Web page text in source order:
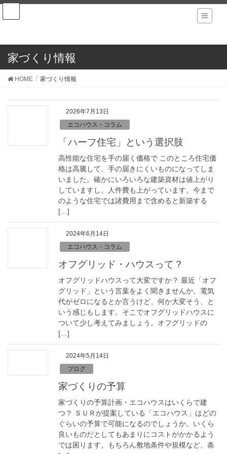
家づくり情報
HOME 家づくり情報
2026年7月13日
エコハウス・コラム
「ハーフ住宅」という選択肢
高性能な住宅を手の届く価格で このところ住宅価
格は高騰して、手の届きにくいものになってしま
いました。確かにいろいろな建築資材は値上がり
していますし、人件費も上がっています。今まで
のような住宅では諸費用まで含めると新築する
[…]
2024年6月14日
エコハウス・コラム
オフグリッド・ハウスって？
オフグリッドハウスって大変ですか？ 最近「オフ
グリッド」という言葉をよく聞きませんか。電気
代がゼロになるとか言うけど、何か大変そう、と
いう感じもします。そこでオフグリッドハウスに
ついて少し考えてみましょう。オフグリッドの
[…]
2024年5月14日
ブログ
家づくりの予算
家づくりの予算計画・エコハウスはいくらで建
つ？ ＳＵＲが提案している「エコハウス」はどの
ぐらいの予算で可能になるのでしょうか。いくら
良いものだとしてもあまりにコストがかかるよう
では困ります。もちろん敷地条件や規模など、条
メタ情報
ログイン
WordPress.org
コラム
リンク